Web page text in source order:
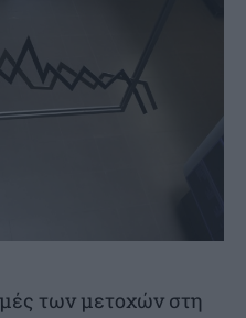
των μετοχών στη